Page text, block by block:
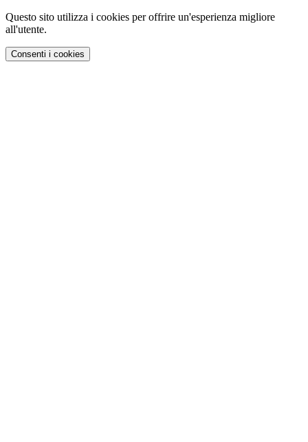
Questo sito utilizza i cookies per offrire un'esperienza migliore
all'utente.
Consenti i cookies